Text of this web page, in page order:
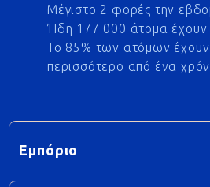
Μέγιστο 2 φορές την
Ήδη 177 000 άτομα έχουν
Το 85% των ατόμων έχουν
περισσότερο από ένα
Εμπόριο